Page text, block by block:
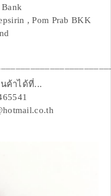
, Pom Prab BKK
ค้าได้ที่...